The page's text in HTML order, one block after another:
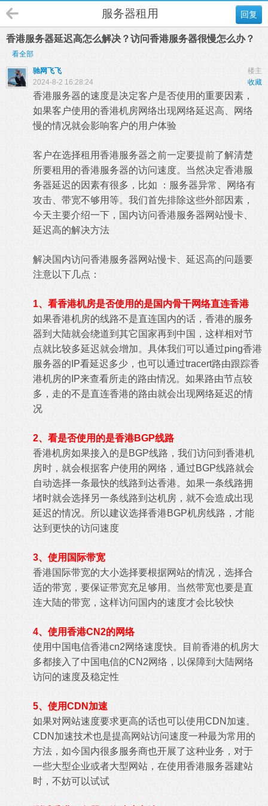
回复
服务器租用
香港服务器延迟高怎么解决？访问香港服务器很慢怎么办？
看全部
楼主
驰网飞飞
收藏
2024-8-2 16:28:24
香港服务器的速度是决定客户是否使用的重要因素，
如果客户使用的香港机房网络出现网络延迟高、网络
慢的情况就会影响客户的用户体验
客户在选择租用香港服务器之前一定要提前了解清楚
所要租用的香港服务器的访问速度。当然决定香港服
务器延迟的因素有很多，比如 ：服务器异常、网络有
攻击、带宽不够用等。我们首先排除这些外部因素，
今天主要介绍一下，国内访问香港服务器网站慢卡、
延迟高的解决方法
解决国内访问香港服务器网站慢卡、延迟高的问题要
注意以下几点：
1、看香港机房是否使用的是国内骨干网络直连香港
如果香港机房的线路不是直连国内的话，香港的服务
器到大陆就会绕道到其它国家再到中国，这样相对节
点就比较多延迟就会增加。具体我们可以通过ping香港
服务器的IP看延迟多少，也可以通过tracert路由跟踪香
港机房的IP来查看所走的路由情况。如果路由节点较
多，走的不是直连香港的路由就会出现网络延迟的情
况
2、看是否使用的是香港BGP线路
香港机房如果接入的是BGP线路，我们访问到香港机
房时，就会根据客户使用的网络，通过BGP线路就会
自动选择一条最快的线路到达香港。如果一条线路拥
堵时就会选择另一条线路到达机房，就不会造成出现
延迟的情况。所以建议选择香港BGP机房线路，才能
达到更快的访问速度
3、使用国际带宽
香港国际带宽的大小选择要根据网站的情况，选择合
适的带宽，要保证带宽充足够用。当然带宽也要是直
连大陆的带宽，这样访问国内的速度才会比较快
4、使用香港CN2的网络
使用中国电信香港cn2网络速度快。目前香港的机房大
多都接入了中国电信的CN2网络，以保障到大陆网络
访问的速度及稳定性
5、使用CDN加速
如果对网站速度要求更高的话也可以使用CDN加速。
CDN加速技术也是提高网站访问速度一种最为常用的
方法，如今国内很多服务商也开展了这种业务，对于
一些大型企业或者大型网站，在使用香港服务器建站
时，不妨可以试试